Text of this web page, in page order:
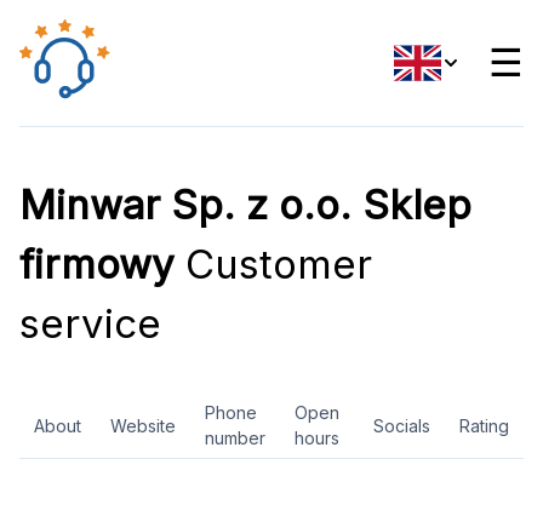
☰
Minwar Sp. z o.o. Sklep
firmowyCustomer
service
About Website
Phone
number
Open
hours
Socials Rating